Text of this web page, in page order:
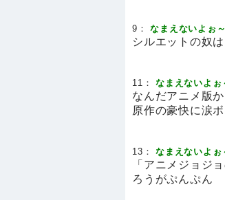
9：なまえないよぉ
シルエットの奴
11：なまえないよぉ
なんだアニメ版か
原作の豪快に涙
13：なまえないよぉ
「アニメジョジ
ろうがぷんぷん